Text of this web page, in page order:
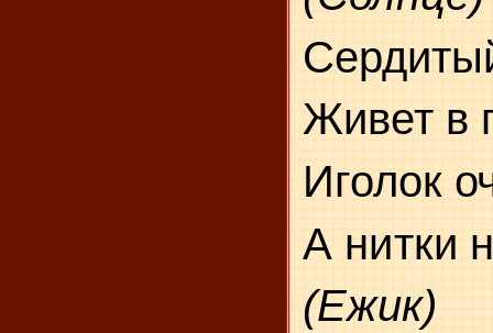
Живет в
Иголок
А нитки
(Ежик)